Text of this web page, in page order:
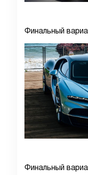
Финальный
Финальный